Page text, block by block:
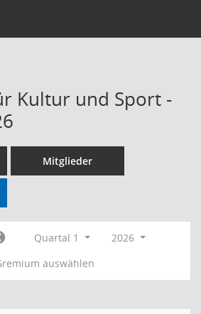
Kultur und Sport -
Mitglieder
Quartal 1
2026
auswählen